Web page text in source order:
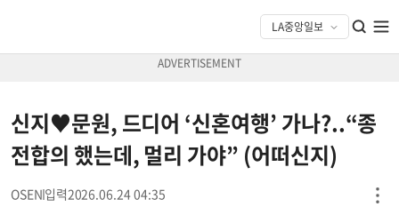
신지♥문원, 드디어 ‘신혼여행’ 가나?..“종
전합의 했는데, 멀리 가야” (어떠신지)
OSEN 2026.06.24 04:35